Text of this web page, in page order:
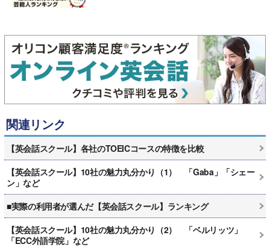
関連リンク
【英会話スクール】各社のTOEICコースの特徴を比較
【英会話スクール】10社の魅力丸分かり（1） 「Gaba」「シェー
ン」など
■実際の利用者が選んだ【英会話スクール】ランキング
【英会話スクール】10社の魅力丸分かり（2） 「ベルリッツ」
「ECC外語学院」など